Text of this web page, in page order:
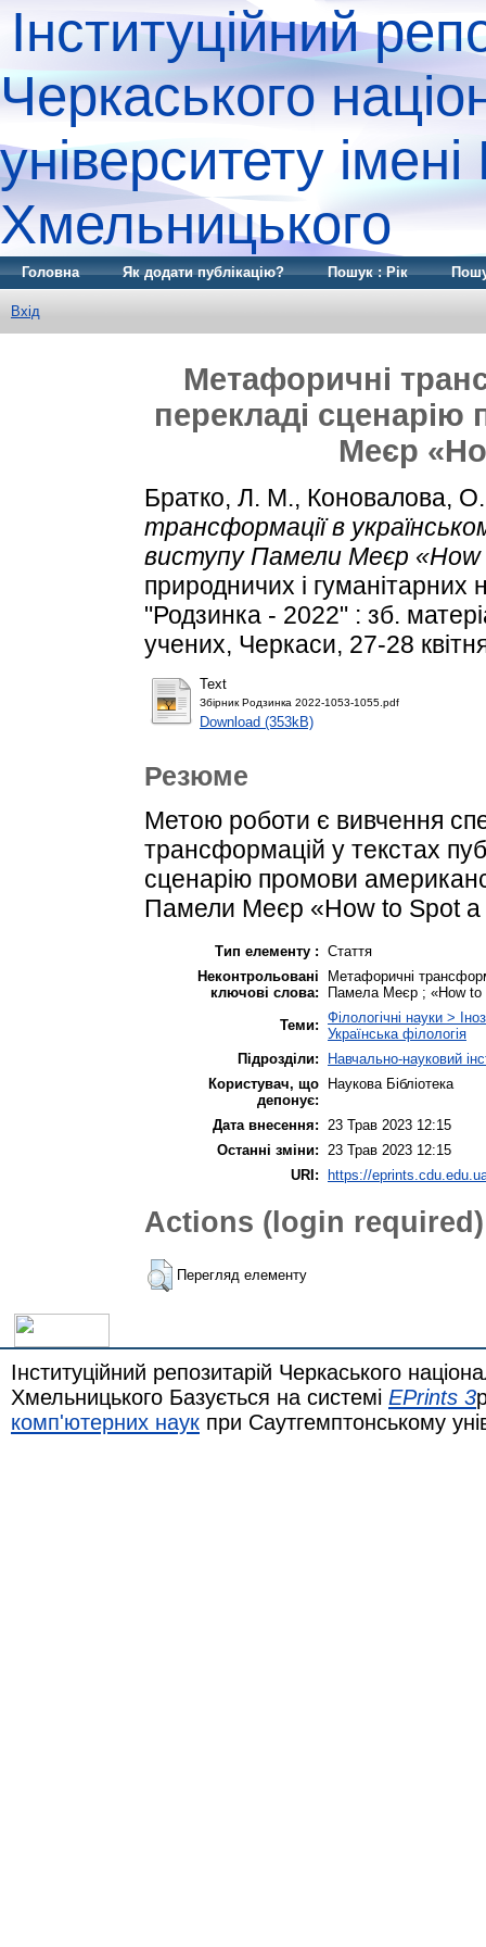
Інституційний
Черкаського
університету
Хмельницького
Головна Як додати публікацію? Пошук : Рік
Вхід
Метафоричні
перекладі сценарію
Меєр
Братко, Л. М., Коновалова,
трансформації в
виступу Памели Меєр «How
природничих і
"Родзинка - 2022" : зб.
учених, Черкаси, 27-28
Text
Збірник Родзинка 2022-1053-1055.pdf
Download (353kB)
Резюме
Метою роботи є вивчення
трансформацій у текстах
сценарію промови
Памели Меєр «How to Spot a
Тип елементу : Стаття
Неконтрольовані
ключові слова:
Метафоричні
Памела Меєр ; «How to
Теми: Філологічні науки >
Українська філологія
Підрозділи:
Навчально-науковий
Користувач, що
депонує:
Наукова Бібліотека
Дата внесення:
23 Трав 2023 12:15
Останні зміни:
23 Трав 2023 12:15
URI: https://
Actions (login required)
Перегляд елементу
Інституційний репозитарій Черкаського
Хмельницького Базується на системі EPrints 3
комп'ютерних наук при Саутгемптонському